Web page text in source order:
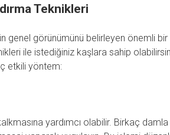
Teknikleri
genel görünümünü belirleyen önemli
ile istediğiniz kaşlara sahip
etkili yöntem:
yardımcı olabilir. Birkaç